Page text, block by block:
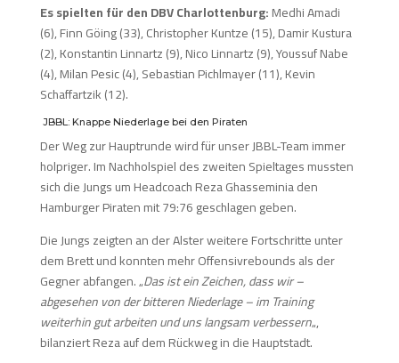
Es spielten für den DBV Charlottenburg:Medhi Amadi
(6), Finn Göing (33), Christopher Kuntze (15), Damir Kustura
(2), Konstantin Linnartz (9), Nico Linnartz (9), Youssuf Nabe
(4), Milan Pesic (4), Sebastian Pichlmayer (11), Kevin
Schaffartzik (12).
JBBL: Knappe Niederlage bei den Piraten
Der Weg zur Hauptrunde wird für unser JBBL-Team immer
holpriger. Im Nachholspiel des zweiten Spieltages mussten
sich die Jungs um Headcoach Reza Ghasseminia den
Hamburger Piraten mit 79:76 geschlagen geben.
Die Jungs zeigten an der Alster weitere Fortschritte unter
dem Brett und konnten mehr Offensivrebounds als der
Gegner abfangen. „Das ist ein Zeichen, dass wir –
abgesehen von der bitteren Niederlage – im Training
weiterhin gut arbeiten und uns langsam verbessern„,
bilanziert Reza auf dem Rückweg in die Hauptstadt.